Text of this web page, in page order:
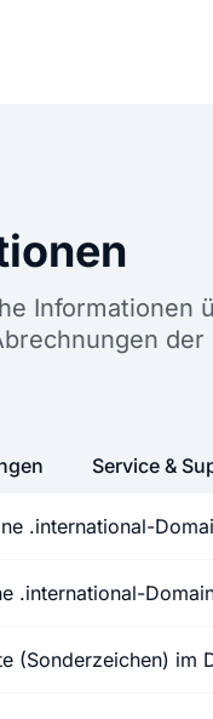
Informationen
.international-
.international-
(Sonderzeichen) im
Service &